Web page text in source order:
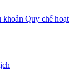
khoản Quy chế hoạt